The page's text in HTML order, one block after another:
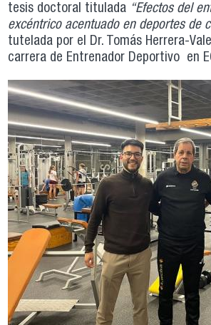
tesis doctoral titulada “Efectos del
excéntrico acentuado en deportes de
tutelada por el Dr. Tomás Herrera-
carrera de Entrenador Deportivo en